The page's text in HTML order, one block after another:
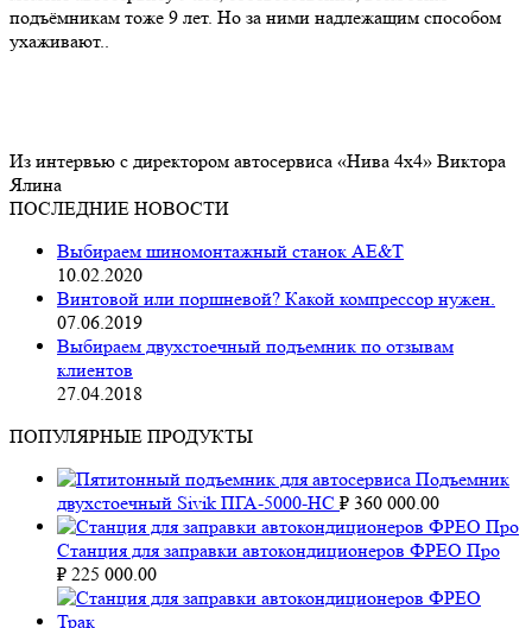
подъёмникам тоже 9 лет. Но за ними надлежащим способом
ухаживают..
Из интервью с директором автосервиса «Нива 4х4» Виктора
Ялина
ПОСЛЕДНИЕ НОВОСТИ
Выбираем шиномонтажный станок AE&T
10.02.2020
Винтовой или поршневой? Какой компрессор нужен.
07.06.2019
Выбираем двухстоечный подъемник по отзывам
клиентов
27.04.2018
ПОПУЛЯРНЫЕ ПРОДУКТЫ
Подъемник
двухстоечный Sivik ПГА-5000-НС ₽ 360 000.00
Станция для заправки автокондиционеров ФРЕО Про
₽ 225 000.00